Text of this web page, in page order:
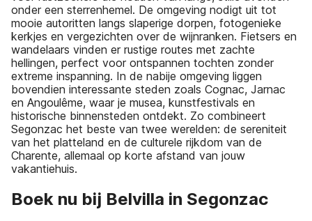
onder een sterrenhemel. De omgeving nodigt uit tot
mooie autoritten langs slaperige dorpen, fotogenieke
kerkjes en vergezichten over de wijnranken. Fietsers en
wandelaars vinden er rustige routes met zachte
hellingen, perfect voor ontspannen tochten zonder
extreme inspanning. In de nabije omgeving liggen
bovendien interessante steden zoals Cognac, Jarnac
en Angoulême, waar je musea, kunstfestivals en
historische binnensteden ontdekt. Zo combineert
Segonzac het beste van twee werelden: de sereniteit
van het platteland en de culturele rijkdom van de
Charente, allemaal op korte afstand van jouw
vakantiehuis.
Boek nu bij Belvilla in Segonzac